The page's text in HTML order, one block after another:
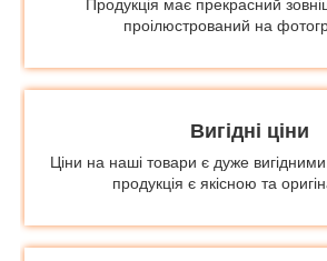
Продукція має прекрасний
проілюстрований на
Вигідні ціни
Ціни на наші товари є дуже
продукція є якісною та